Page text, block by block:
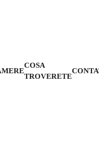
COSA
TROVERETE